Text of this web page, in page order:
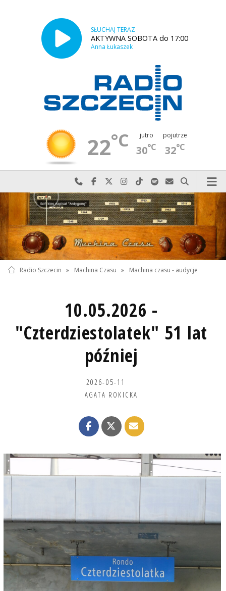
SŁUCHAJ TERAZ
AKTYWNA SOBOTA do 17:00
Anna Łukaszek
22°C jutro
30°C
pojutrze
32°C
Najlepiej po prostu do nas zadzwoń
Odwiedź nas na Facebook-u
Odwiedź nas na X
Odwiedź nas na Instagram-ie
Odwiedź nas na TikTok-u
Szukaj nas na Spotify
Wyślij do nas
Szukaj
Radio Szczecin » Machina Czasu » Machina czasu - audycje
10.05.2026 -
"Czterdziestolatek" 51 lat
później
2026-05-11
AGATA ROKICKA